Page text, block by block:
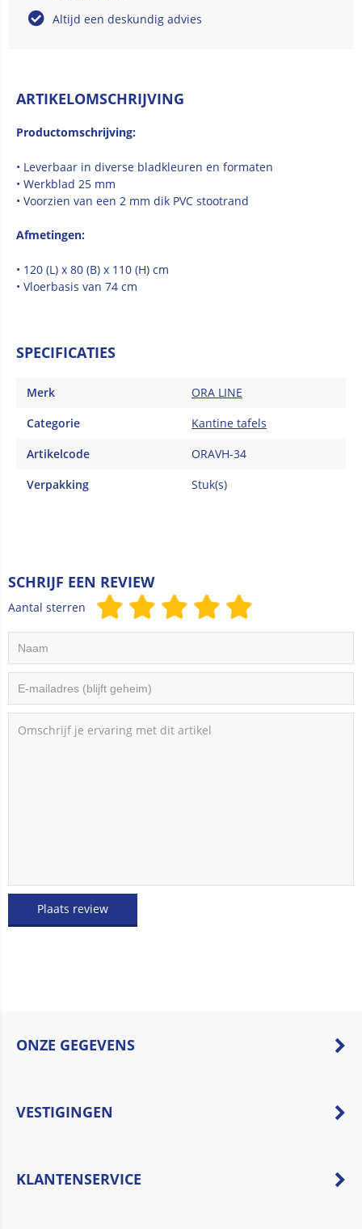
Altijd een deskundig advies
ARTIKELOMSCHRIJVING
Productomschrijving:
• Leverbaar in diverse bladkleuren en formaten
• Werkblad 25 mm
• Voorzien van een 2 mm dik PVC stootrand
Afmetingen:
• 120 (L) x 80 (B) x 110 (H) cm
• Vloerbasis van 74 cm
SPECIFICATIES
Merk
ORA LINE
Categorie
Kantine tafels
Artikelcode
ORAVH-34
Verpakking
Stuk(s)
SCHRIJF EEN REVIEW
Aantal sterren
Plaats review
ONZE GEGEVENS
VESTIGINGEN
KLANTENSERVICE